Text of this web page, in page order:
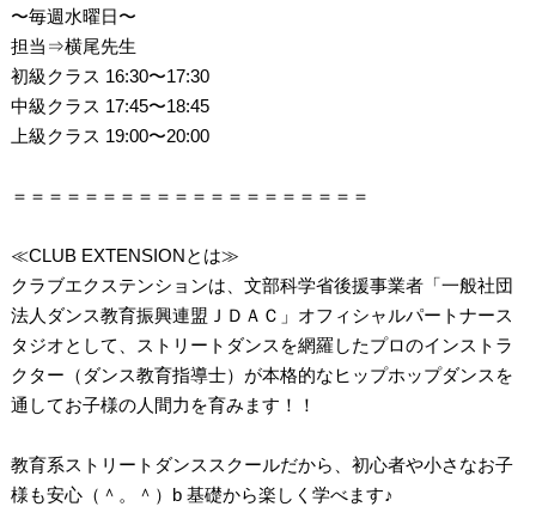
〜毎週水曜日〜
担当⇒横尾先生
初級クラス 16:30〜17:30
中級クラス 17:45〜18:45
上級クラス 19:00〜20:00
＝＝＝＝＝＝＝＝＝＝＝＝＝＝＝＝＝＝＝＝
≪CLUB EXTENSIONとは≫
クラブエクステンションは、文部科学省後援事業者「一般社団
法人ダンス教育振興連盟ＪＤＡＣ」オフィシャルパートナース
タジオとして、ストリートダンスを網羅したプロのインストラ
クター（ダンス教育指導士）が本格的なヒップホップダンスを
通してお子様の人間力を育みます！！
教育系ストリートダンススクールだから、初心者や小さなお子
様も安心（＾。＾）b 基礎から楽しく学べます♪